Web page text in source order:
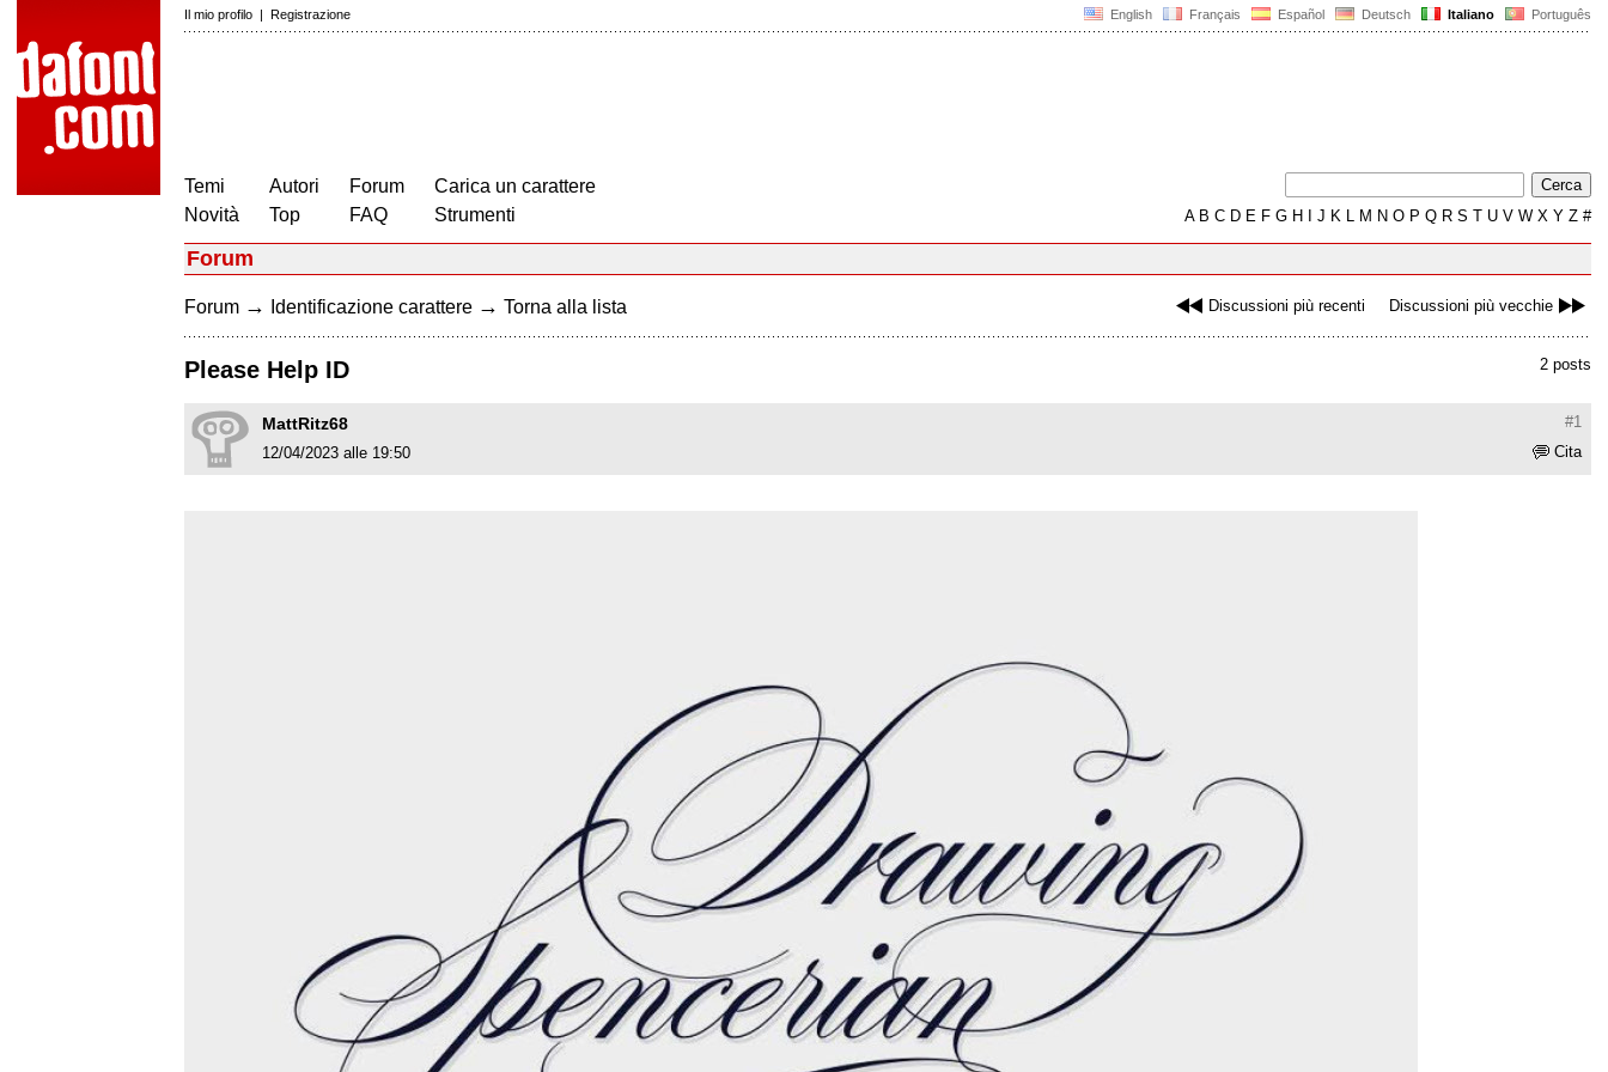
English Français Español Deutsch Italiano Português
Il mio profilo | Registrazione
Temi
Novità
Autori
Top
Forum
FAQ
Carica un carattere
Strumenti
AB C D E F G H J K L M N O P Q R S T U V W X Y Z #
Forum
Discussioni più recenti Discussioni più vecchie
Forum → Identificazione carattere → Torna alla lista
2 posts
Please Help ID
#1
MattRitz68
Cita
12/04/2023 alle 19:50